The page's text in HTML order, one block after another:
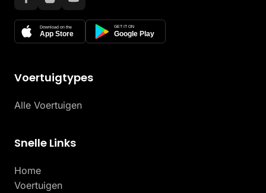
Download on the
App Store
GET IT ON
Google Play
Voertuigtypes
Alle Voertuigen
Snelle Links
Home
Voertuigen